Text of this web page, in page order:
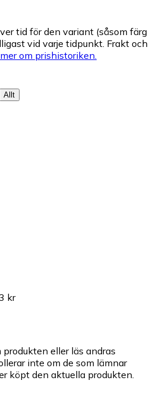
tid för den variant (såsom färg
vid varje tidpunkt. Frakt och
om prishistoriken.
Allt
kr
eller läs andras
inte om de som lämnar
köpt den aktuella produkten.